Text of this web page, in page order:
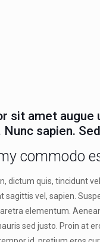
sit amet augue
Nunc sapien.
commodo
dictum quis, tincidunt
sagittis vel, sapien.
elementum.
sed justo. Proin at